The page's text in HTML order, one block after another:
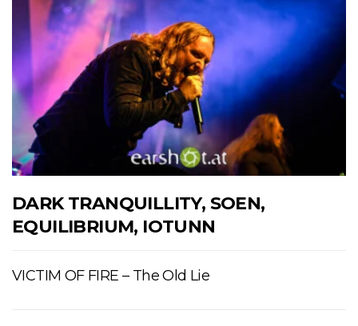
DARK TRANQUILLITY, SOEN,
EQUILIBRIUM, IOTUNN
VICTIM OF FIRE – The Old Lie